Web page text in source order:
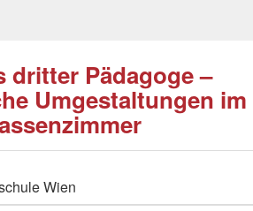
dritter Pädagoge –
Umgestaltungen im
Wien